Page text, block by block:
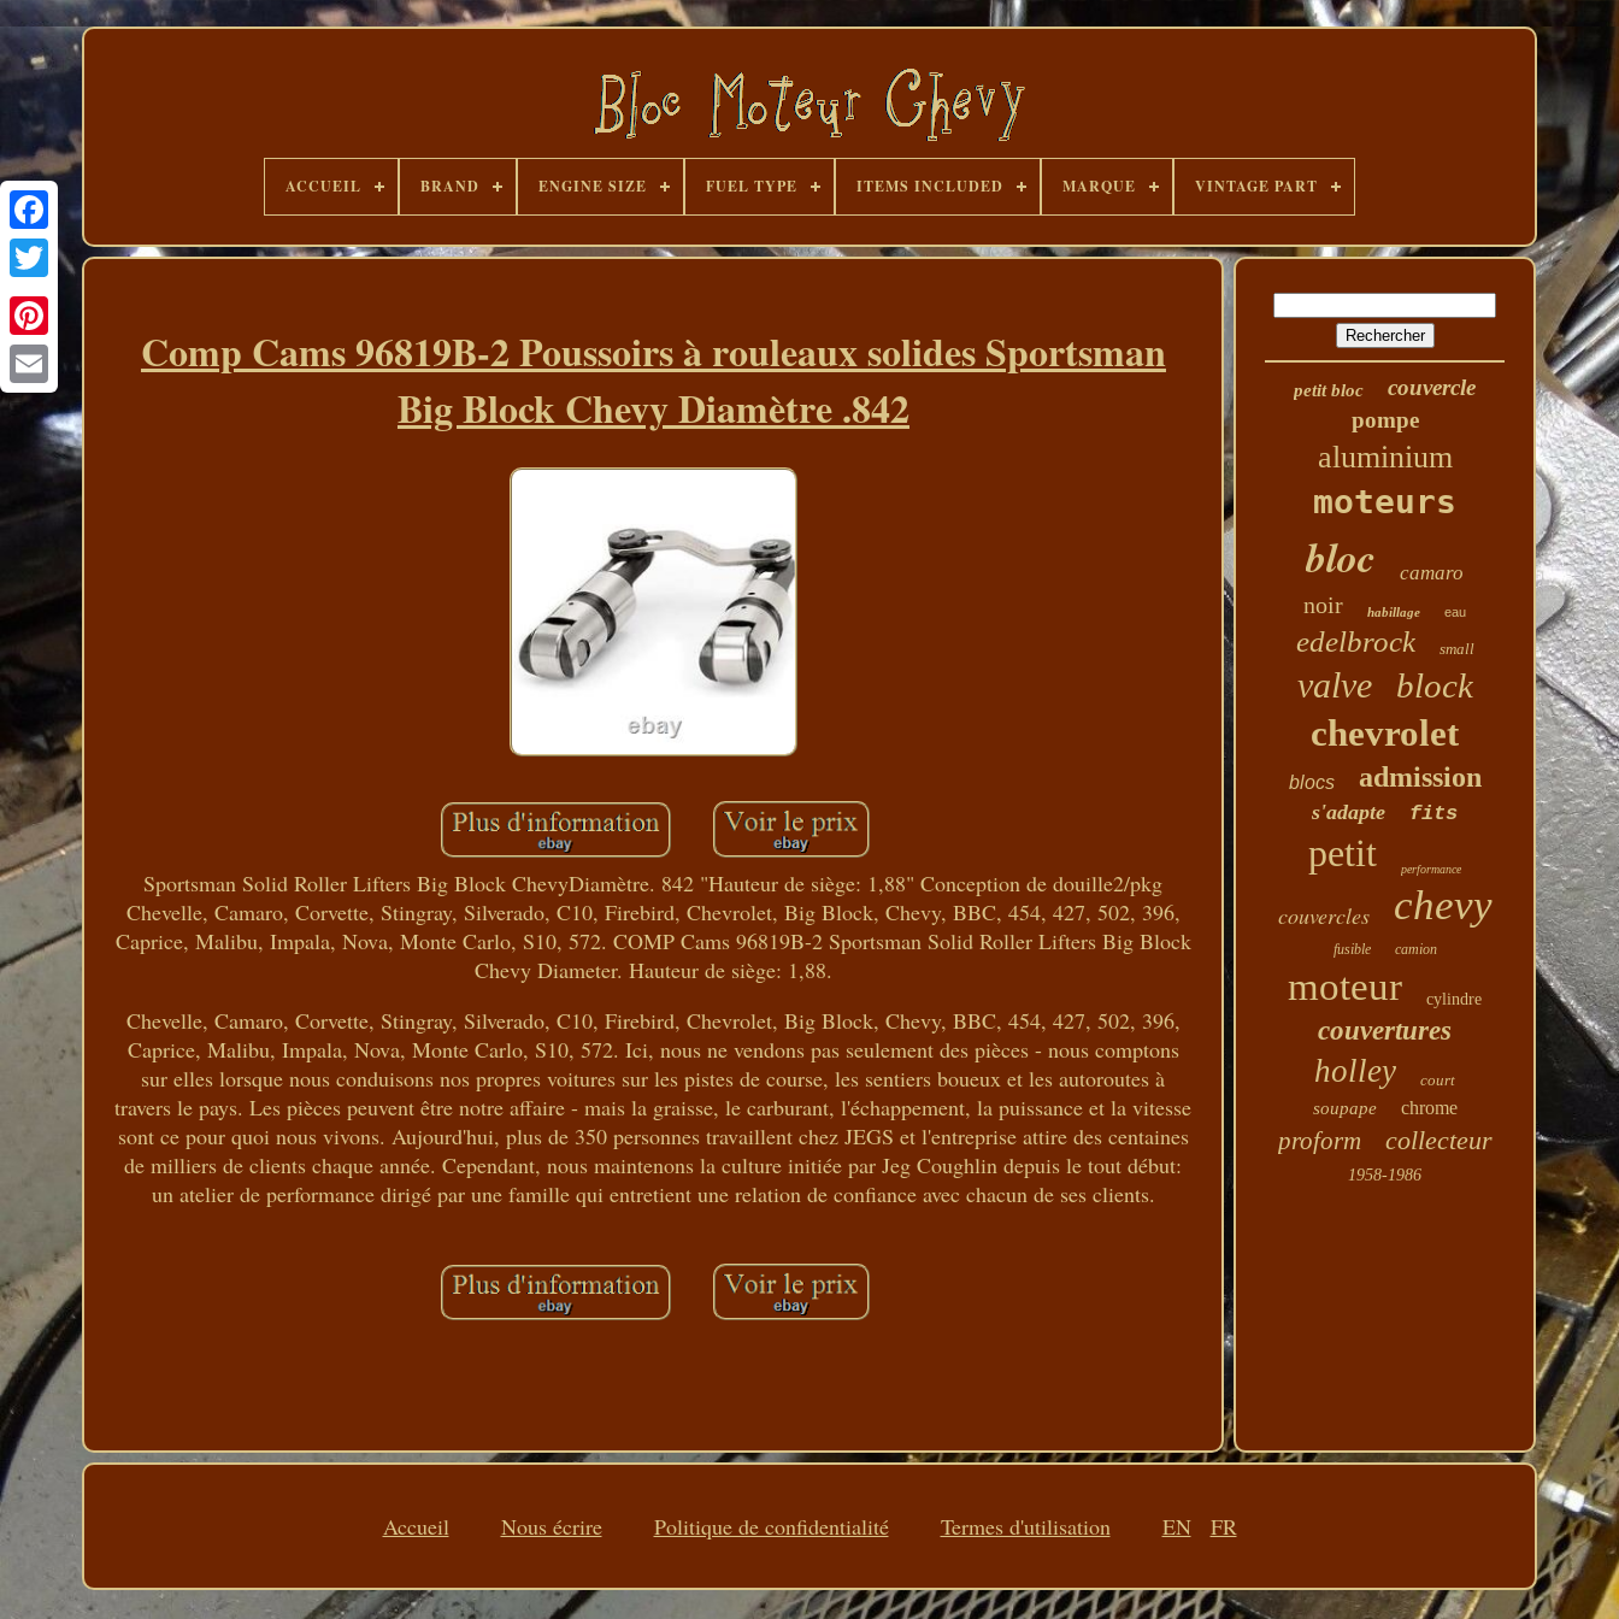
ACCUEIL BRAND ENGINE SIZE FUEL TYPE ITEMS INCLUDED MARQUE VINTAGE PART
Comp Cams 96819B-2 Poussoirs à rouleaux solides Sportsman
Big Block Chevy Diamètre .842
Sportsman Solid Roller Lifters Big Block ChevyDiamètre. 842 "Hauteur de siège: 1,88" Conception de douille2/pkg
Chevelle, Camaro, Corvette, Stingray, Silverado, C10, Firebird, Chevrolet, Big Block, Chevy, BBC, 454, 427, 502, 396,
Caprice, Malibu, Impala, Nova, Monte Carlo, S10, 572. COMP Cams 96819B-2 Sportsman Solid Roller Lifters Big Block
Chevy Diameter. Hauteur de siège: 1,88.
Chevelle, Camaro, Corvette, Stingray, Silverado, C10, Firebird, Chevrolet, Big Block, Chevy, BBC, 454, 427, 502, 396,
Caprice, Malibu, Impala, Nova, Monte Carlo, S10, 572. Ici, nous ne vendons pas seulement des pièces - nous comptons
sur elles lorsque nous conduisons nos propres voitures sur les pistes de course, les sentiers boueux et les autoroutes à
travers le pays. Les pièces peuvent être notre affaire - mais la graisse, le carburant, l'échappement, la puissance et la vitesse
sont ce pour quoi nous vivons. Aujourd'hui, plus de 350 personnes travaillent chez JEGS et l'entreprise attire des centaines
de milliers de clients chaque année. Cependant, nous maintenons la culture initiée par Jeg Coughlin depuis le tout début:
un atelier de performance dirigé par une famille qui entretient une relation de confiance avec chacun de ses clients.
petit bloc
couvercle
pompe
aluminium
moteurs
bloc camaro
noir habillage eau
edelbrock small
valve block
chevrolet
blocs admission
s'adapte fits
petit performance
couvercles chevy
fusible camion
moteur cylindre
couvertures
holley court
soupape chrome
proform collecteur
1958-1986
Accueil Nous écrire Politique de confidentialité Termes d'utilisation EN FR